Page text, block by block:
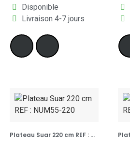
Disponible
Livraison 4-7 jours
Plateau Suar 220 cm REF : NUM55-220